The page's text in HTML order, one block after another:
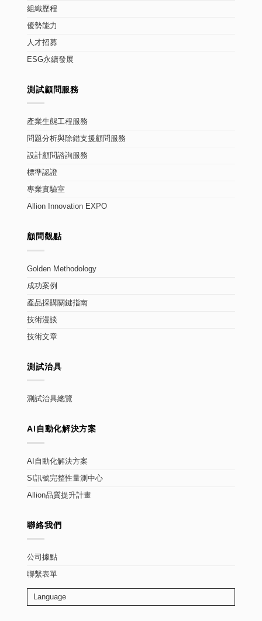
組織歷程
優勢能力
人才招募
ESG永續發展
測試顧問服務
產業生態工程服務
問題分析與除錯支援顧問服務
設計顧問諮詢服務
標準認證
專業實驗室
Allion Innovation EXPO
顧問觀點
Golden Methodology
成功案例
產品採購關鍵指南
技術漫談
技術文章
測試治具
測試治具總覽
AI自動化解決方案
AI自動化解決方案
SI訊號完整性量測中心
Allion品質提升計畫
聯絡我們
公司據點
聯繫表單
Language